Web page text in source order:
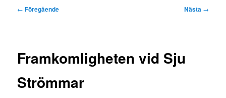
Inläggsnavigering
← Föregående Nästa →
Framkomligheten vid Sju
Strömmar